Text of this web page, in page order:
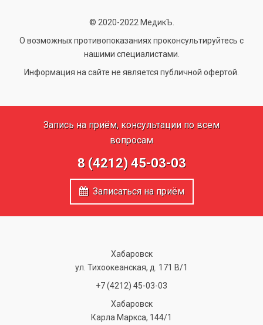
© 2020-2022 МедикЪ.
О возможных противопоказаниях проконсультируйтесь с
нашими специалистами.
Информация на сайте не является публичной офертой.
Запись на приём, консультации по всем
вопросам
8 (4212) 45-03-03
Записаться на приём
Хабаровск
ул. Тихоокеанская, д. 171 В/1
+7 (4212) 45-03-03
Хабаровск
Карла Маркса, 144/1